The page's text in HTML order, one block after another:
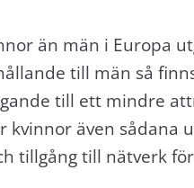
än män i Europa
till män så
till ett mindre
kvinnor även sådana
tillgång till nätverk